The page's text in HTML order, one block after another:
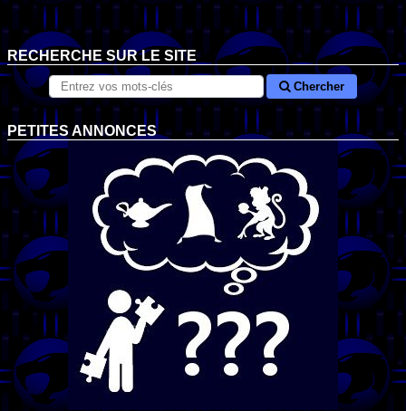
RECHERCHE SUR LE SITE
Chercher
PETITES ANNONCES